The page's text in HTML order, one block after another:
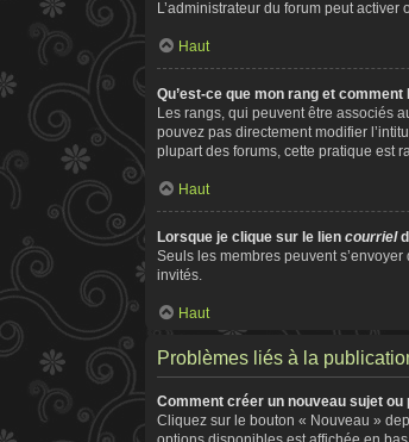
L’administrateur du forum peut
Haut
Qu’est-ce que mon rang et comment
Les rangs, qui peuvent être associés
pouvez pas directement modifier
plupart des forums, cette pratique est
Haut
Lorsque je clique sur le lien courriel
Seuls les membres peuvent
invités.
Haut
Problèmes liés à la
Comment créer un nouveau sujet ou
Cliquez sur le bouton « Nouveau »